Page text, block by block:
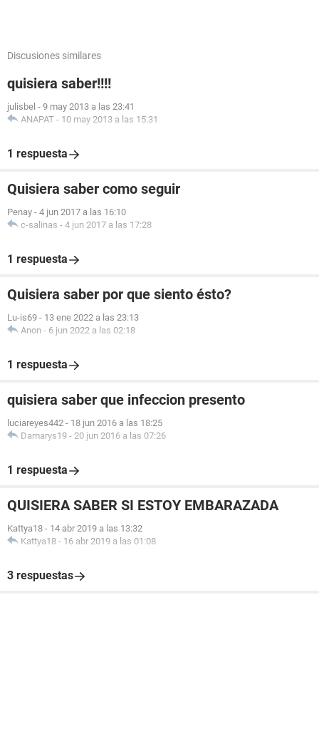
Discusiones similares
quisiera saber!!!!
julisbel - 9 may 2013 a las 23:41
ANAPAT - 10 may 2013 a las 15:31
1 respuesta
Quisiera saber como seguir
Penay - 4 jun 2017 a las 16:10
c-salinas - 4 jun 2017 a las 17:28
1 respuesta
Quisiera saber por que siento ésto?
Lu-is69 - 13 ene 2022 a las 23:13
Anon - 6 jun 2022 a las 02:18
1 respuesta
quisiera saber que infeccion presento
luciareyes442 - 18 jun 2016 a las 18:25
Damarys19 - 20 jun 2016 a las 07:26
1 respuesta
QUISIERA SABER SI ESTOY EMBARAZADA
Kattya18 - 14 abr 2019 a las 13:32
Kattya18 - 16 abr 2019 a las 01:08
3 respuestas